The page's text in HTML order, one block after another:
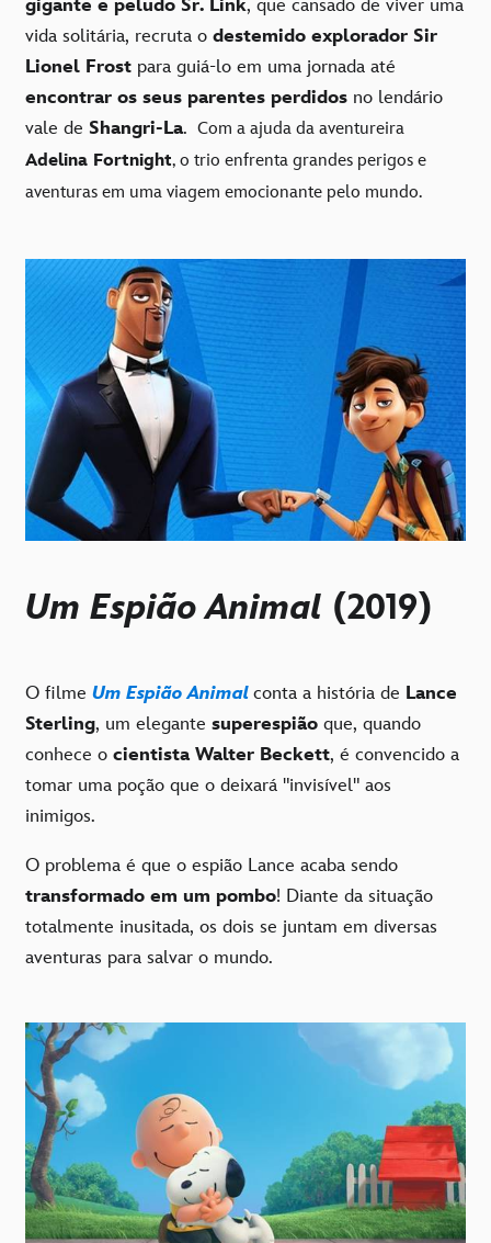
gigante e peludo Sr. Link, que cansado de viver uma
vida solitária, recruta o destemido explorador Sir
Lionel Frost para guiá-lo em uma jornada até
encontrar os seus parentes perdidos no lendário
vale de Shangri-La. Com a ajuda da aventureira
Adelina Fortnight, o trio enfrenta grandes perigos e
aventuras em uma viagem emocionante pelo mundo.
Um Espião Animal (2019)
O filme Um Espião Animal conta a história de Lance
Sterling, um elegante superespião que, quando
conhece o cientista Walter Beckett, é convencido a
tomar uma poção que o deixará "invisível" aos
inimigos.
O problema é que o espião Lance acaba sendo
transformado em um pombo! Diante da situação
totalmente inusitada, os dois se juntam em diversas
aventuras para salvar o mundo.